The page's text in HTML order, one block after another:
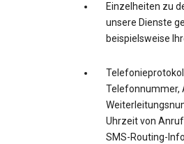
Einzelheiten zu
unsere Dienste
beispielsweise
Telefonnummer,
Uhrzeit von
SMS-Routing-